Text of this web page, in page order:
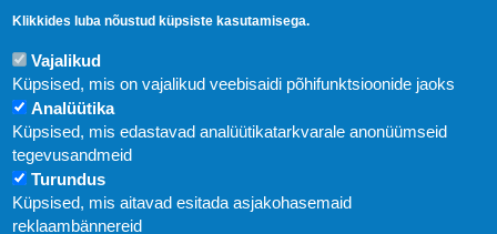
Uudised
KIRJASTUS PEGASUS OÜ © 2020
Klikkides luba nõustud küpsiste kasutamisega.
Vajalikud
Küpsised, mis on vajalikud veebisaidi põhifunktsioonide jaoks
Analüütika
Küpsised, mis edastavad analüütikatarkvarale anonüümseid
tegevusandmeid
Turundus
Küpsised, mis aitavad esitada asjakohasemaid
reklaambännereid